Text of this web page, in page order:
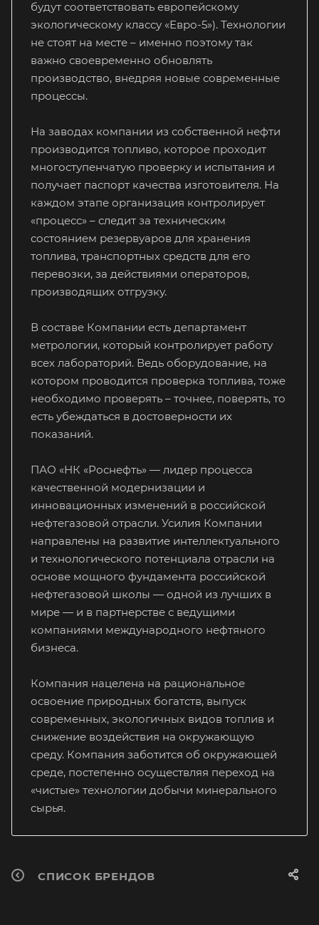
будут соответствовать европейскому
экологическому классу «Евро-5»). Технологии
не стоят на месте – именно поэтому так
важно своевременно обновлять
производство, внедряя новые современные
процессы.
На заводах компании из собственной нефти
производится топливо, которое проходит
многоступенчатую проверку и испытания и
получает паспорт качества изготовителя. На
каждом этапе организация контролирует
«процесс» – следит за техническим
состоянием резервуаров для хранения
топлива, транспортных средств для его
перевозки, за действиями операторов,
производящих отгрузку.
В составе Компании есть департамент
метрологии, который контролирует работу
всех лабораторий. Ведь оборудование, на
котором проводится проверка топлива, тоже
необходимо проверять – точнее, поверять, то
есть убеждаться в достоверности их
показаний.
ПАО «НК «Роснефть» — лидер процесса
качественной модернизации и
инновационных изменений в российской
нефтегазовой отрасли. Усилия Компании
направлены на развитие интеллектуального
и технологического потенциала отрасли на
основе мощного фундамента российской
нефтегазовой школы — одной из лучших в
мире — и в партнерстве с ведущими
компаниями международного нефтяного
бизнеса.
Компания нацелена на рациональное
освоение природных богатств, выпуск
современных, экологичных видов топлив и
снижение воздействия на окружающую
среду. Компания заботится об окружающей
среде, постепенно осуществляя переход на
«чистые» технологии добычи минерального
сырья.
СПИСОК БРЕНДОВ